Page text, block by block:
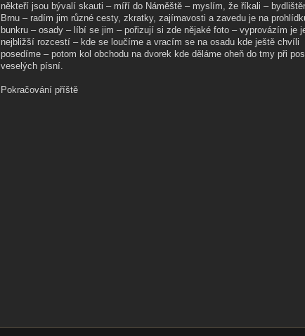
někteří jsou bývalí skauti – míří do Náměště – myslím, že říkali –
Brnu – radím jim různé cesty, zkratky, zajímavosti a zavedu je na
bunkru – osady – líbí se jim – pořizují si zde nějaké foto – vyprovázím je
nejbližší rozcestí – kde se loučíme a vracím se na osadu kde ještě chvíli
posedíme – potom kol obchodu na dvorek kde děláme oheň do tmy při
veselých písní.
Pokračování příště